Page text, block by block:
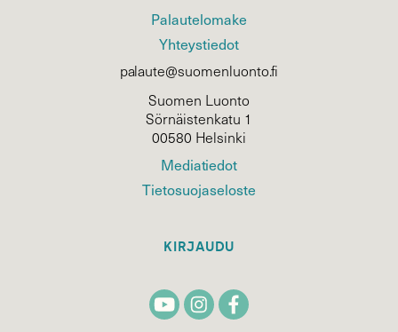
Palautelomake
Yhteystiedot
palaute@suomenluonto.fi
Suomen Luonto
Sörnäistenkatu 1
00580 Helsinki
Mediatiedot
Tietosuojaseloste
KIRJAUDU